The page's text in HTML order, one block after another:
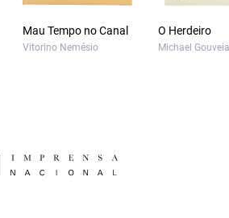
Mau Tempo no Canal
Vitorino Nemésio
O Herdeiro
Michael Gouveia